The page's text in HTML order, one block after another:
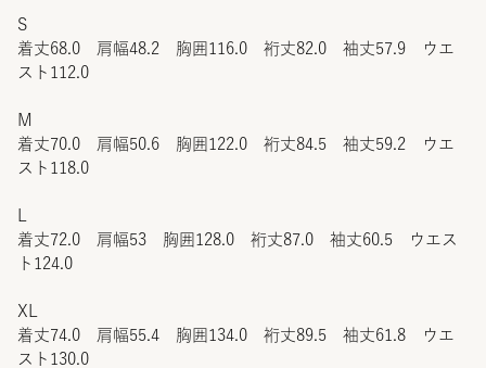
S
着丈68.0 肩幅48.2 胸囲116.0 裄丈82.0 袖丈57.9 ウエ
スト112.0
M
着丈70.0 肩幅50.6 胸囲122.0 裄丈84.5 袖丈59.2 ウエ
スト118.0
着丈72.0 肩幅53 胸囲128.0 裄丈87.0 袖丈60.5 ウエス
ト124.0
XL
着丈74.0 肩幅55.4 胸囲134.0 裄丈89.5 袖丈61.8 ウエ
スト130.0